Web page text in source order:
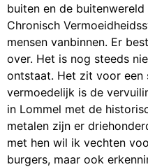
buiten en de
Chronisch
mensen vanbinnen. Er
over. Het is nog steeds
ontstaat. Het zit voor een
vermoedelijk is de
in Lommel met de
metalen zijn er
met hen wil ik vechten
burgers, maar ook